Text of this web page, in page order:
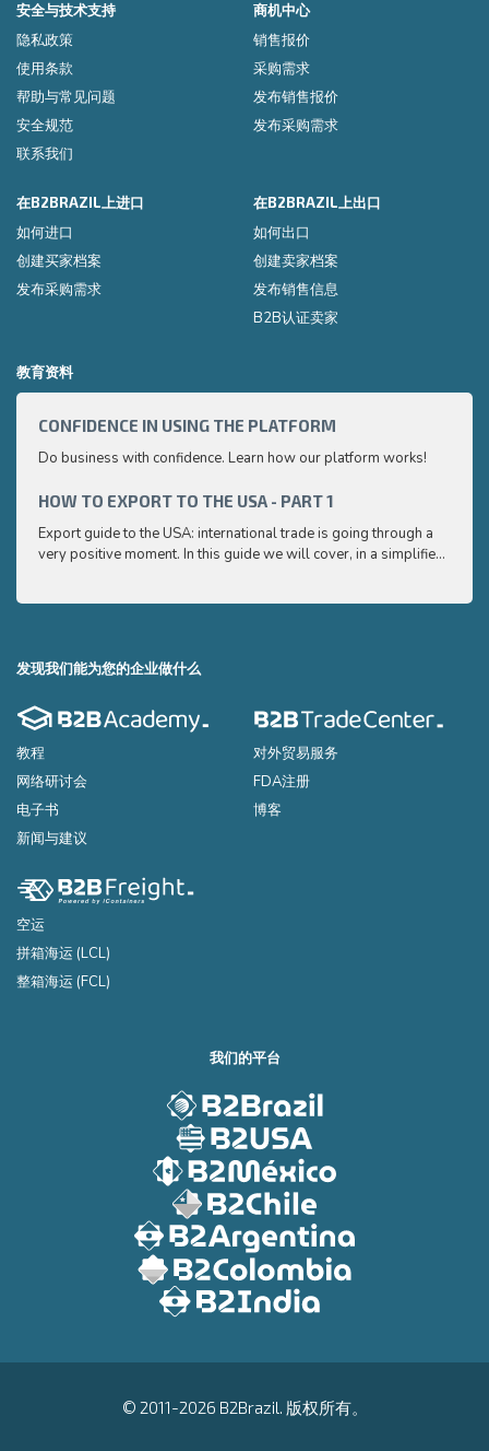
安全与技术支持
隐私政策
使用条款
帮助与常见问题
安全规范
联系我们
商机中心
销售报价
采购需求
发布销售报价
发布采购需求
在B2BRAZIL上进口
如何进口
创建买家档案
发布采购需求
在B2BRAZIL上出口
如何出口
创建卖家档案
发布销售信息
B2B认证卖家
教育资料
CONFIDENCE IN USING THE PLATFORM
Do business with confidence. Learn how our platform works!
HOW TO EXPORT TO THE USA - PART 1
Export guide to the USA: international trade is going through a
very positive moment. In this guide we will cover, in a simplified
to
发现我们能为您的企业做什么
教程
网络研讨会
电子书
新闻与建议
对外贸易服务
FDA注册
博客
空运
拼箱海运 (LCL)
整箱海运 (FCL)
我们的平台
© 2011-2026 B2Brazil. 版权所有。